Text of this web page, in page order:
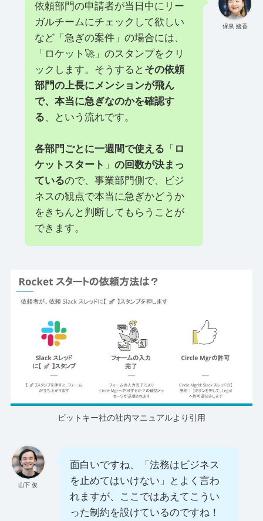
保泉 綾香
依頼部門の申請者が当日中にリー
ガルチームにチェックして欲しい
など「急ぎの案件」の場合には、
「ロケット🚀」のスタンプをクリ
ックします。そうすると その依頼
部門の上長にメンションが飛ん
で、本当に急ぎなのかを確認す
る、という流れです。
各部門ごとに一週間で使える 「 ロ
ケットスタート 」 の回数が決まっ
ているので、事業部門側で、ビジ
ネスの観点で本当に急ぎかどうか
をきちんと判断してもらうことが
できます。
ビットキー社の社内マニュアルより引用
山下 俊
面白いですね、「法務はビジネス
を止めてはいけない」とよく言わ
れますが、ここではあえてこうい
った制約を設けているのですね！